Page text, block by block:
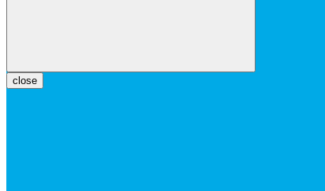
close